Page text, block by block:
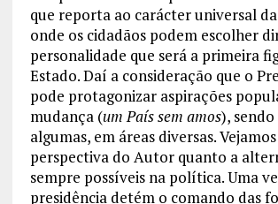
que reporta ao carácter universal
onde os cidadãos podem escolher
personalidade que será a primeira
Estado. Daí a consideração que o
pode protagonizar aspirações
mudança (um País sem amos),
algumas, em áreas diversas.
perspectiva do Autor quanto a
sempre possíveis na política. Uma
presidência detém o comando das